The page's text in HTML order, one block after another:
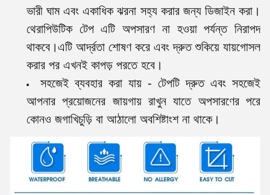
ভারী ঘাম এবং একাধিক ঝরনা সহ্য করার জন্য ডিজাইন করা।
থেরাপিউটিক টেপ এটি অপসারণ না হওয়া পর্যন্ত নিরাপদ
থাকবে।এটি আর্দ্রতা শোষণ করে এবং দ্রুত শুকিয়ে যায়গোসল
করার পর এখনই কাপড় পরতে হবে।
সহজেই ব্যবহার করা যায় - টেপটি দ্রুত এবং সহজেই
আপনার প্রয়োজনের জায়গায় রাখুন যাতে অপসারণের পরে
কোনও জগাখিচুড়ি বা আঠালো অবশিষ্টাংশ না থাকে।